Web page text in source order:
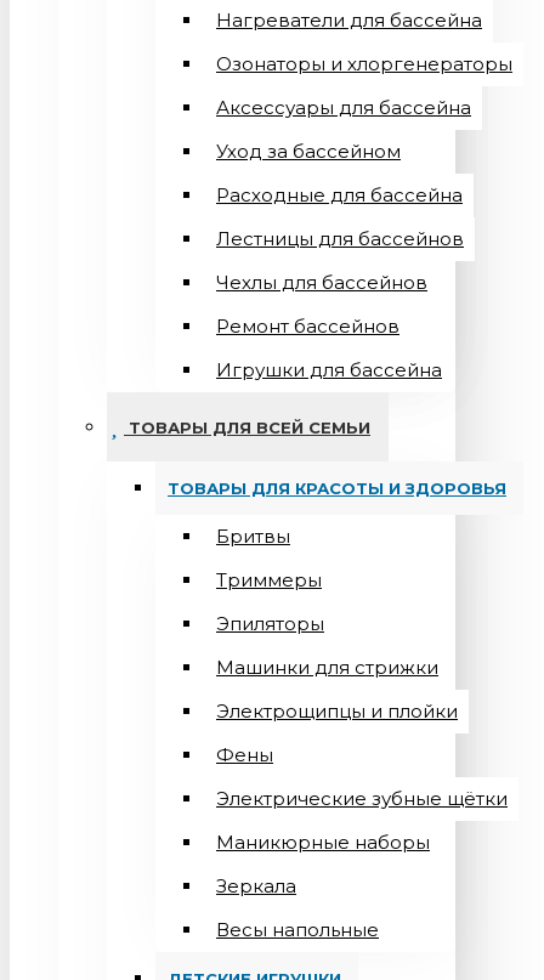
Нагреватели для бассейна
Озонаторы и хлоргенераторы
Аксессуары для бассейна
Уход за бассейном
Расходные для бассейна
Лестницы для бассейнов
Чехлы для бассейнов
Ремонт бассейнов
Игрушки для бассейна
ТОВАРЫ ДЛЯ ВСЕЙ СЕМЬИ
ТОВАРЫ ДЛЯ КРАСОТЫ И ЗДОРОВЬЯ
Бритвы
Триммеры
Эпиляторы
Машинки для стрижки
Электрощипцы и плойки
Фены
Электрические зубные щётки
Маникюрные наборы
Зеркала
Весы напольные